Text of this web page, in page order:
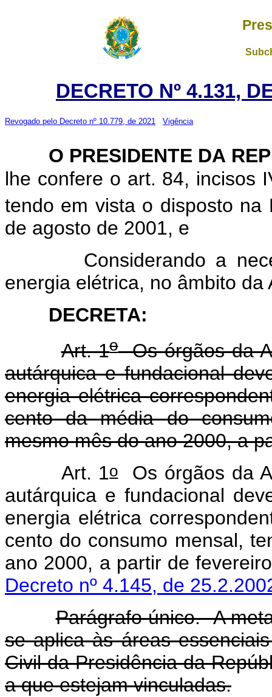
DECRETO Nº 4.131,
Revogado pelo Decreto nº 10.779, de 2021 Vigência
O PRESIDENTE DA
lhe confere o art. 84, incisos
tendo em vista o disposto na
de agosto de 2001, e
Considerando a
energia elétrica, no âmbito
DECRETA:
Art. 1oOs órgãos da
autárquica e fundacional
energia elétrica
cento da média do
mesmo mês do ano 2000, a
Art. 1oOs órgãos da
autárquica e fundacional
energia elétrica
cento do consumo mensal,
ano 2000, a partir de
Decreto nº 4.145, de
Parágrafo único. A
se aplica às áreas
Civil da Presidência da
a que estejam vinculadas.